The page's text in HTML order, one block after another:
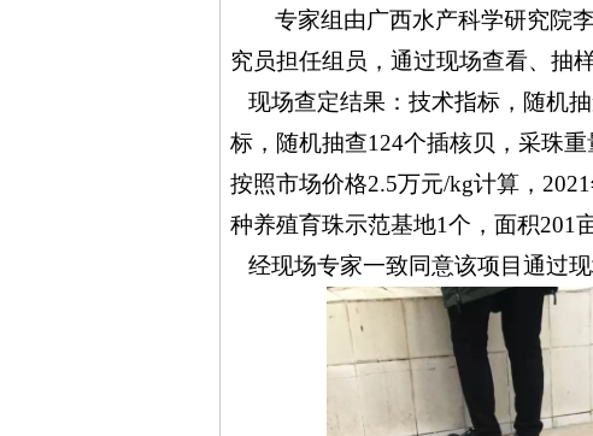
专家组 由广西水产科学研究院
究员担任组员， 通过现场查看、抽
现场查定结果：技术指标，随机
标，随机抽查124个插核贝，采珠
按照市场价格2.5万元/kg计算，
种养殖育珠示范基地1个，面积201亩
经现场专家一致同意该项目通过现